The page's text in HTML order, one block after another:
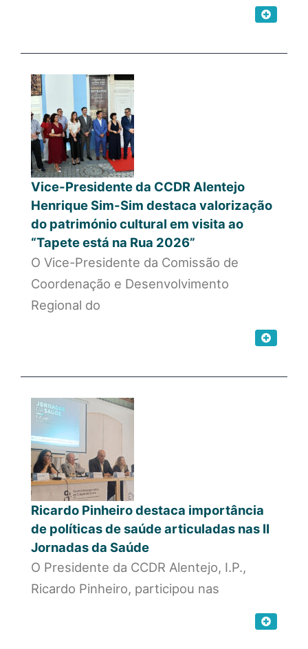
Vice-Presidente da CCDR Alentejo
Henrique Sim-Sim destaca valorização
do património cultural em visita ao
“Tapete está na Rua 2026”
O Vice-Presidente da Comissão de
Coordenação e Desenvolvimento
Regional do
Ricardo Pinheiro destaca importância
de políticas de saúde articuladas nas II
Jornadas da Saúde
O Presidente da CCDR Alentejo, I.P.,
Ricardo Pinheiro, participou nas